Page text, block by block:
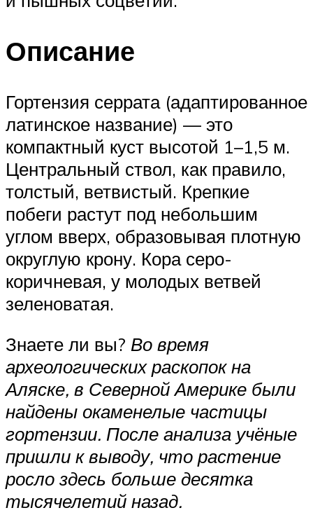
Описание
Гортензия серрата (адаптированное
латинское название) — это
компактный куст высотой 1–1,5 м.
Центральный ствол, как правило,
толстый, ветвистый. Крепкие
побеги растут под небольшим
углом вверх, образовывая плотную
округлую крону. Кора серо-
коричневая, у молодых ветвей
зеленоватая.
Знаете ли вы? Во время
археологических раскопок на
Аляске, в Северной Америке были
найдены окаменелые частицы
гортензии. После анализа учёные
пришли к выводу, что растение
росло здесь больше десятка
тысячелетий назад.